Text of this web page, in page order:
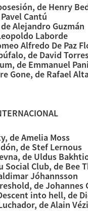
de Henry
Cantú
Alejandro Guzmán
Laborde
Alfredo De Paz
de David
de Emmanuel
Gone, de Rafael
de Amelia Moss
de Stef Lernous
de Uldus
Social Club, de Bee
Jóhannsson
de
into hell, de
de Alain